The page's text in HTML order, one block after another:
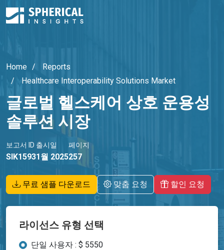
Home
Reports
Healthcare Interoperability Solutions Market
글로벌 헬스케어 상호 운용성
솔루션 시장
보고서 ID
SIK1593
출시일
1월 2025
페이지
257
무료 샘플 다운로드 맞춤 요청 할인 요청
라이선스 유형 선택
단일 사용자 : $ 5550